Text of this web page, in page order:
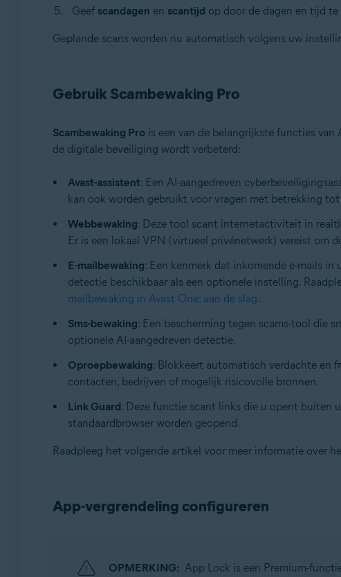
Geef scandagen en scantijd op door de dagen en tijd
Geplande scans worden nu automatisch volgens uw
Gebruik Scambewaking Pro
Scambewaking Pro is een van de belangrijkste functies
de digitale beveiliging wordt verbeterd:
Avast-assistent: Een AI-aangedreven
kan ook worden gebruikt voor vragen met betrekking
Webbewaking: Deze tool scant internetactiviteit in
Er is een lokaal VPN (virtueel privénetwerk) vereist om
E-mailbewaking: Een kenmerk dat inkomende e-mails
detectie beschikbaar als een optionele instelling.
mailbewaking in Avast One: aan de slag.
Sms-bewaking: Een bescherming tegen scams-tool die
optionele AI-aangedreven detectie.
Oproepbewaking: Blokkeert automatisch verdachte en
contacten, bedrijven of mogelijk risicovolle bronnen.
Link Guard: Deze functie scant links die u opent buiten
standaardbrowser worden geopend.
Raadpleeg het volgende artikel voor meer informatie over
App-vergrendeling configureren
OPMERKING: App Lock is een Premium-